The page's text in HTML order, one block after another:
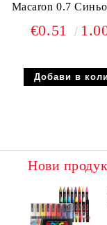
Macaron 0.7
€0.51
Нови